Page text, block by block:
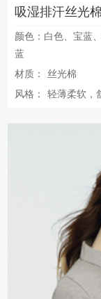
吸湿排汗丝光棉
颜色：白色、宝蓝
蓝
材质：
丝光棉
风格：
轻薄柔软，